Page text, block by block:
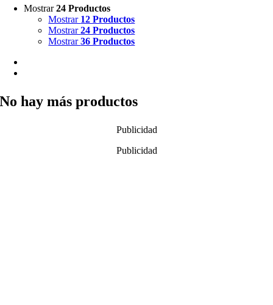
Mostrar24 Productos
Mostrar 12 Productos
Mostrar24 Productos
Mostrar36 Productos
No hay más productos
Publicidad
Publicidad